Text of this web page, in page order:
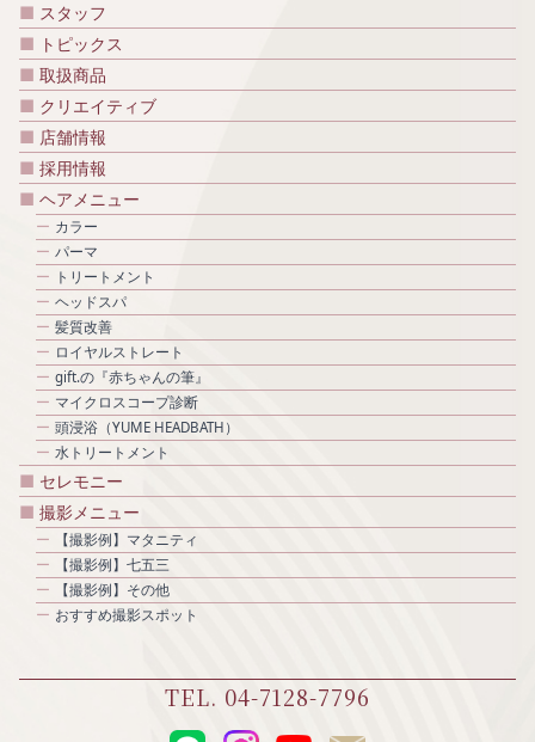
スタッフ
トピックス
取扱商品
クリエイティブ
店舗情報
採用情報
ヘアメニュー
カラー
パーマ
トリートメント
ヘッドスパ
髪質改善
ロイヤルストレート
gift.の『赤ちゃんの筆』
マイクロスコープ診断
頭浸浴（YUME HEADBATH）
水トリートメント
セレモニー
撮影メニュー
【撮影例】マタニティ
【撮影例】七五三
【撮影例】その他
おすすめ撮影スポット
TEL. 04-7128-7796